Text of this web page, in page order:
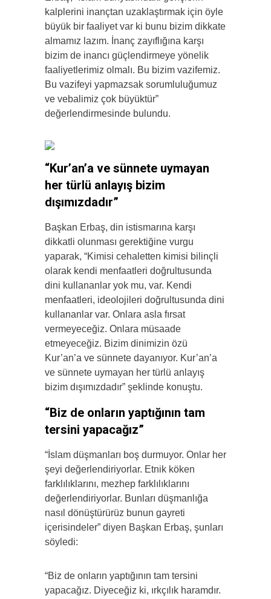
kalplerini inançtan uzaklaştırmak için öyle
büyük bir faaliyet var ki bunu bizim dikkate
almamız lazım. İnanç zayıflığına karşı
bizim de inancı güçlendirmeye yönelik
faaliyetlerimiz olmalı. Bu bizim vazifemiz.
Bu vazifeyi yapmazsak sorumluluğumuz
ve vebalimiz çok büyüktür”
değerlendirmesinde bulundu.
“Kur’an’a ve sünnete uymayan
her türlü anlayış bizim
dışımızdadır”
Başkan Erbaş, din istismarına karşı
dikkatli olunması gerektiğine vurgu
yaparak, “Kimisi cehaletten kimisi bilinçli
olarak kendi menfaatleri doğrultusunda
dini kullananlar yok mu, var. Kendi
menfaatleri, ideolojileri doğrultusunda dini
kullananlar var. Onlara asla fırsat
vermeyeceğiz. Onlara müsaade
etmeyeceğiz. Bizim dinimizin özü
Kur’an’a ve sünnete dayanıyor. Kur’an’a
ve sünnete uymayan her türlü anlayış
bizim dışımızdadır” şeklinde konuştu.
“Biz de onların yaptığının tam
tersini yapacağız”
“İslam düşmanları boş durmuyor. Onlar her
şeyi değerlendiriyorlar. Etnik köken
farklılıklarını, mezhep farklılıklarını
değerlendiriyorlar. Bunları düşmanlığa
nasıl dönüştürürüz bunun gayreti
içerisindeler” diyen Başkan Erbaş, şunları
söyledi:
“Biz de onların yaptığının tam tersini
yapacağız. Diyeceğiz ki, ırkçılık haramdır.